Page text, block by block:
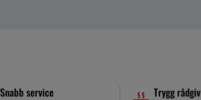
Snabb service Trygg